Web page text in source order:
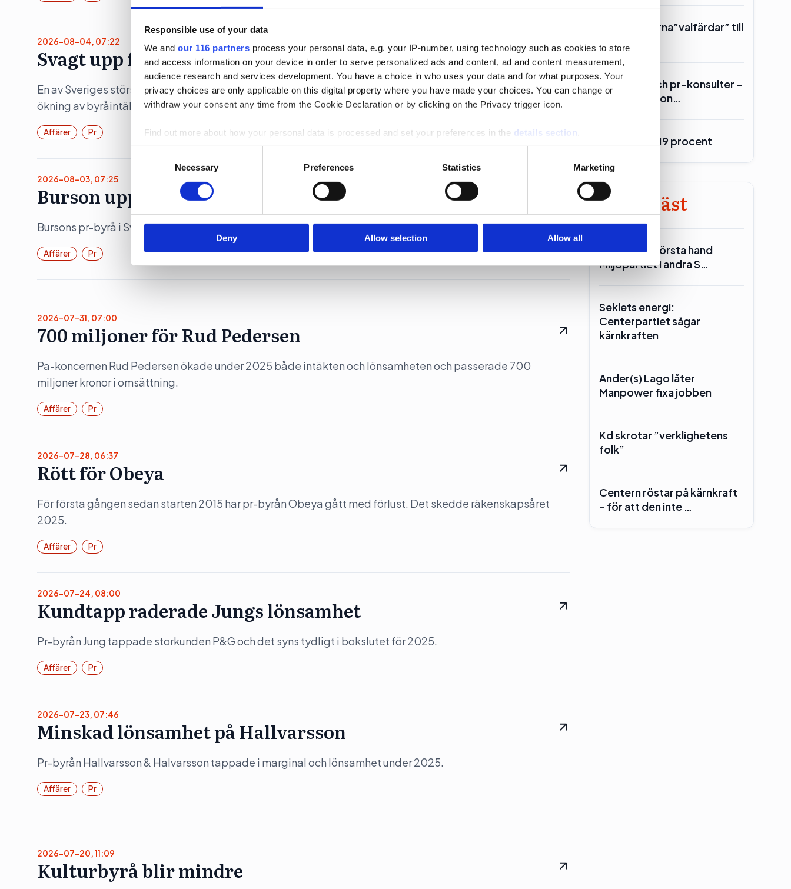
Responsible use of your data
We and our 116 partners process your personal data, e.g. your IP-number, using technology such as cookies to store
and access information on your device in order to serve personalized ads and content, ad and content measurement,
audience research and services development. You have a choice in who uses your data and for what purposes. Your
privacy choices are only applicable on this digital property where you have made your choices. You can change or
withdraw your consent any time from the Cookie Declaration or by clicking on the Privacy trigger icon.
Find out more about how your personal data is processed and set your preferences in the details section
information about your use of our site with our social media, advertising and analytics partners who may combine it with
other information that you’ve provided to them or that they’ve collected from your use of their services.
Necessary Preferences Statistics Marketing
Deny Allow selection Allow all
2026-08-04, 07:22
Svagt upp för Åkestam Holst
En av Sveriges största reklambyråer åstadkom en avsevärd ökning av omsättningen men en marginell
ökning av byråintäkten under räkenskapsåret 2025.
Affärer Pr
2026-08-03, 07:25
Burson upp 19 procent
Bursons pr-byrå i Sverige ökade både intäkten och vinsten under 2025.
Affärer Pr
2026-07-31, 07:00
700 miljoner för Rud Pedersen
Pa-koncernen Rud Pedersen ökade under 2025 både intäkten och lönsamheten och passerade 700
miljoner kronor i omsättning.
Affärer Pr
2026-07-28, 06:37
Rött för Obeya
För första gången sedan starten 2015 har pr-byrån Obeya gått med förlust. Det skedde räkenskapsåret
2025.
Affärer Pr
2026-07-24, 08:00
Kundtapp raderade Jungs lönsamhet
Pr-byrån Jung tappade storkunden P&G och det syns tydligt i bokslutet för 2025.
Affärer Pr
2026-07-23, 07:46
Minskad lönsamhet på Hallvarsson
Pr-byrån Hallvarsson & Halvarsson tappade i marginal och lönsamhet under 2025.
Affärer Pr
2026-07-20, 11:09
Kulturbyrå blir mindre
Toppolitikerna”valfärdar” till
Lars Lerin och pr-konsulter –
Ulf Kristersson…
Burson upp 19 procent
Minst läst
Reinfeldt: I första hand
Miljöpartiet i andra S…
Seklets energi:
Centerpartiet sågar
kärnkraften
Ander(s) Lago låter
Manpower fixa jobben
Kd skrotar ”verklighetens
folk”
Centern röstar på kärnkraft
– för att den inte …